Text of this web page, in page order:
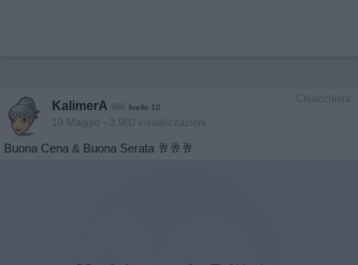
Chiacchiera
KalimerA livello 10
19 Maggio - 3.980 visualizzazioni
Buona Cena & Buona Serata 🥂🥂🥂